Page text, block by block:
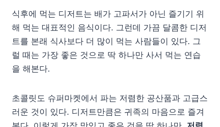
식후에 먹는 디저트는 배가 고파서가 아닌 즐기기 위
해 먹는 대표적인 음식이다. 그런데 가끔 달콤한 디저
트를 본래 식사보다 더 많이 먹는 사람들이 있다. 그
럴 때는 가장 좋은 것으로 딱 하나만 사서 먹는 연습
을 해본다.
초콜릿도 슈퍼마켓에서 파는 저렴한 공산품과 고급스
러운 것이 있다. 디저트만큼은 귀족의 마음으로 즐겨